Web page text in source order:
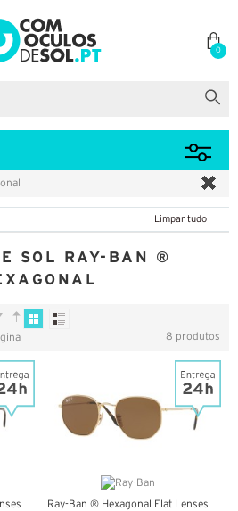
0
Limpar tudo
SOL RAY-BAN ®
8 produtos
Ray-Ban ® Hexagonal Flat Lenses